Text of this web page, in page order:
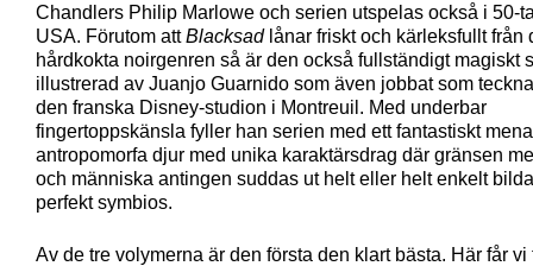
Chandlers Philip Marlowe och serien utspelas också i 50-
USA. Förutom attBlacksadlånar friskt och kärleksfullt från
hårdkokta noirgenren så är den också fullständigt magiskt
illustrerad av Juanjo Guarnido som även jobbat som
den franska Disney-studion i Montreuil. Med underbar
fingertoppskänsla fyller han serien med ett fantastiskt
antropomorfa djur med unika karaktärsdrag där gränsen
och människa antingen suddas ut helt eller helt enkelt
perfekt symbios.
Av de tre volymerna är den första den klart bästa. Här får vi